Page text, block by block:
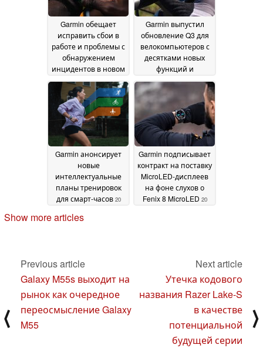
Garmin обещает
исправить сбои в
работе и проблемы с
обнаружением
инцидентов в новом
обновлении для
смарт-часов
среднего класса23
September 2024
Garmin выпустил
обновление Q3 для
велокомпьютеров с
десятками новых
функций и
улучшений20
September 2024
Garmin анонсирует
новые
интеллектуальные
планы тренировок
для смарт-часов 20
Garmin подписывает
контракт на поставку
MicroLED-дисплеев
на фоне слухов о
Fenix 8 MicroLED 20
Show more articles
⟨
Previous article
Galaxy M55s выходит на
рынок как очередное
переосмысление Galaxy
M55
Next article
Утечка кодового
названия Razer Lake-S
в качестве
потенциальной
будущей серии
⟩